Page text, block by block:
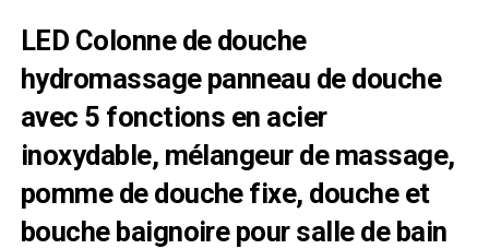
LED Colonne de douche
hydromassage panneau de douche
avec 5 fonctions en acier
inoxydable, mélangeur de massage,
pomme de douche fixe, douche et
bouche baignoire pour salle de bain